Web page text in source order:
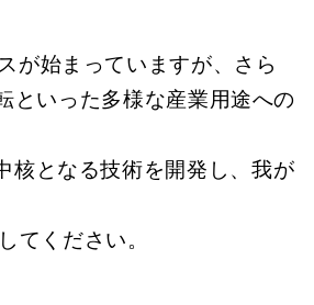
が始まっていますが、さら
といった多様な産業用途への
核となる技術を開発し、我が
てください。